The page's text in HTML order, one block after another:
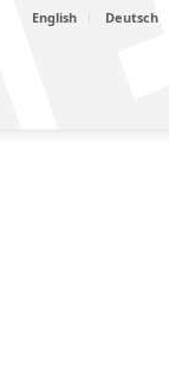
English Deutsch